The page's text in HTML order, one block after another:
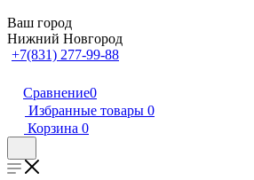
Ваш город
Нижний Новгород
+7(831) 277-99-88
Сравнение0
Избранные товары 0
Корзина 0